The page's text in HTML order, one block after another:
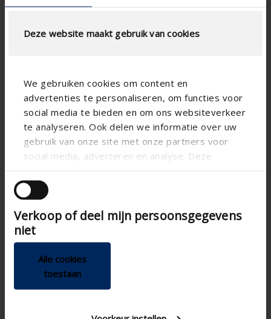
Deze website maakt gebruik van cookies
We gebruiken cookies om content en
advertenties te personaliseren, om functies voor
social media te bieden en om ons websiteverkeer
te analyseren. Ook delen we informatie over uw
gebruik van onze site met onze partners voor
social media, adverteren en analyse. Deze
andere informatie die u aan ze heeft verstrekt of
die ze hebben verzameld op basis van uw gebruik
van hun services.
Verkoop of deel mijn persoonsgegevens
niet
Alle cookies
toestaan
Technical specifications
Alignment
Blade shape
Aero
Building type
Concept type
SS blade type Variant
Ica200h2